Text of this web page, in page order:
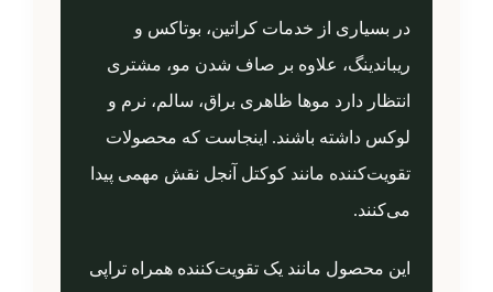
در بسیاری از خدمات کراتین، بوتاکس و
ریباندینگ، علاوه بر صاف شدن مو، مشتری
انتظار دارد موها ظاهری براق، سالم، نرم و
لوکس داشته باشند. اینجاست که محصولات
تقویت‌کننده مانند کوکتل آنجل نقش مهمی پیدا
می‌کنند.
این محصول مانند یک تقویت‌کننده همراه تراپی